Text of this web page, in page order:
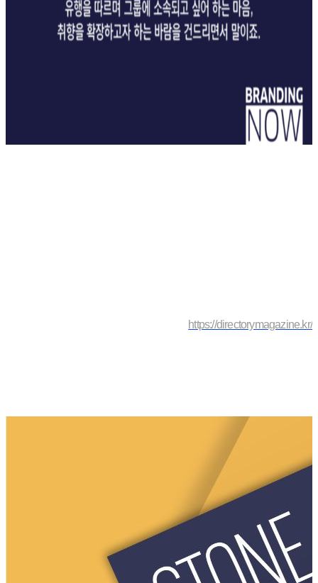
https://directorymagazine.kr/